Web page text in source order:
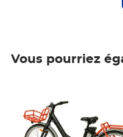
Vous pourriez